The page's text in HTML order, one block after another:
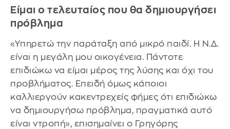
Είμαι ο τελευταίος που θα δημιουργήσει
πρόβλημα
«Υπηρετώ την παράταξη από μικρό παιδί. Η Ν.Δ.
είναι η μεγάλη μου οικογένεια. Πάντοτε
επιδιώκω να είμαι μέρος της λύσης και όχι του
προβλήματος. Επειδή όμως κάποιοι
καλλιεργούν κακεντρεχείς φήμες ότι επιδιώκω
να δημιουργήσω πρόβλημα, πραγματικά αυτό
είναι ντροπή», επισημαίνει ο Γρηγόρης